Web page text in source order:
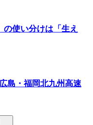
の使い分けは「生え
島・福岡北九州高速